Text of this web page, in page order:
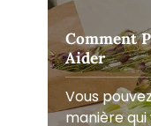
Comment
Aider
Vous
manière qui